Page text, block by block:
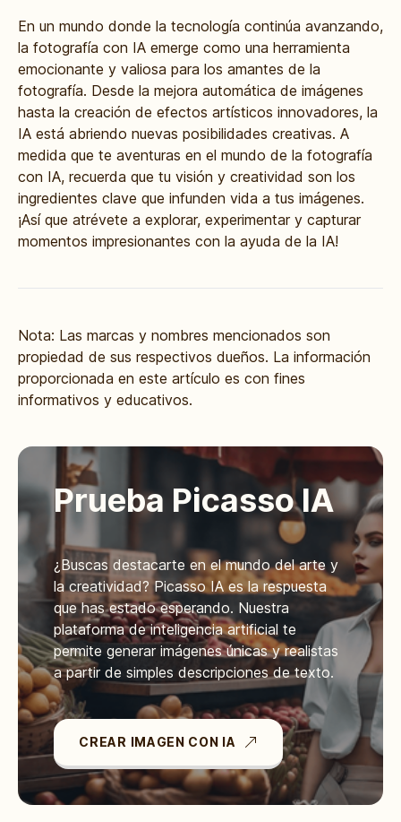
En un mundo donde la tecnología continúa avanzando,
la fotografía con IA emerge como una herramienta
emocionante y valiosa para los amantes de la
fotografía. Desde la mejora automática de imágenes
hasta la creación de efectos artísticos innovadores, la
IA está abriendo nuevas posibilidades creativas. A
medida que te aventuras en el mundo de la fotografía
con IA, recuerda que tu visión y creatividad son los
ingredientes clave que infunden vida a tus imágenes.
¡Así que atrévete a explorar, experimentar y capturar
momentos impresionantes con la ayuda de la IA!
Nota: Las marcas y nombres mencionados son
propiedad de sus respectivos dueños. La información
proporcionada en este artículo es con fines
informativos y educativos.
Prueba Picasso IA
¿Buscas destacarte en el mundo del arte y
la creatividad? Picasso IA es la respuesta
que has estado esperando. Nuestra
plataforma de inteligencia artificial te
permite generar imágenes únicas y realistas
a partir de simples descripciones de texto.
CREAR IMAGEN CON IA